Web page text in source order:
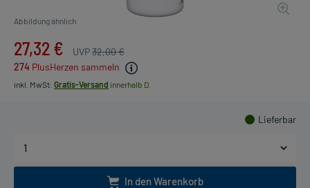
Abbildung ähnlich
27,32 € UVP32,00 €
274 PlusHerzen sammeln
inkl. MwSt. Gratis-Versand innerhalb D.
Lieferbar
In den Warenkorb